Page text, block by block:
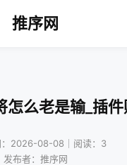
推序网
怎么老是输_插
：2026-08-08｜阅读：3
发布者：推序网